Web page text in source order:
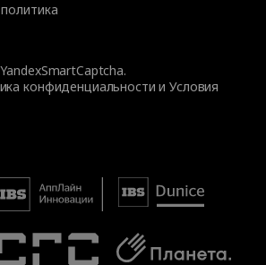
конфиденциальности иУсловия